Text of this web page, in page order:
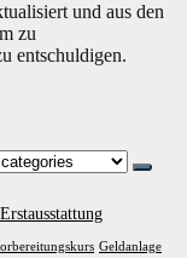
und aus den
zu
entschuldigen.
Erstausstattung
Geldanlage